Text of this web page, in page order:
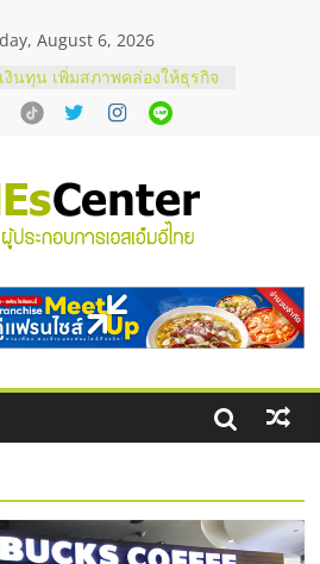
August 6, 2026
งินทุน เพิ่มสภาพคล่องให้ธุรกิจ
ให้ผ่านฉลุย
นไลน์ โอกาสบริหารสถานี
Meet Up จับคู่แฟรน
ที่ 8
งเสียงคุณภาพสูง พร้อม
ในไทยที่ไหนดี?
ให้บริการให้คุ้มค่าและตอบ
จ